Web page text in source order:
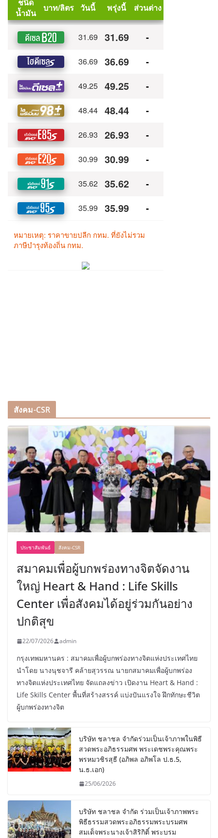
สังคม-CSR
ประชาสัมพันธ์ สังคม-CSR
สมาคมเพื่อผู้บกพร่องทางจิตจัดงาน
ใหญ่ Heart & Hand : Life Skills
Center เพื่อสังคมได้อยู่ร่วมกันอย่าง
ปกติสุข
22/07/2026 admin
กรุงเทพมหานคร : สมาคมเพื่อผู้บกพร่องทางจิตแห่งประเทศไทย
นำโดย นางนุชจารี คล้ายสุวรรณ นายกสมาคมเพื่อผู้บกพร่อง
ทางจิตแห่งประเทศไทย จัดแถลงข่าว เปิดงาน Heart & Hand :
Life Skills Center พื้นที่สร้างสรรค์ แบ่งปันแรงใจ ฝึกทักษะชีวิต
ผู้บกพร่องทางจิต
บริษัท ชลาชล จำกัดร่วมเป็นเจ้าภาพในพิธี
สวดพระอภิธรรมศพ พระเดชพระคุณพระ
พรหมวชิรสุธี (อภิพล อภิพโล ป.ธ.5,
น.ธ.เอก)
25/06/2026
บริษัท ชลาชล จำกัด ร่วมเป็นเจ้าภาพพระ
พิธีธรรมสวดพระอภิธรรมพระบรมศพ
สมเด็จพระนางเจ้าสิริกิติ์ พระบรม